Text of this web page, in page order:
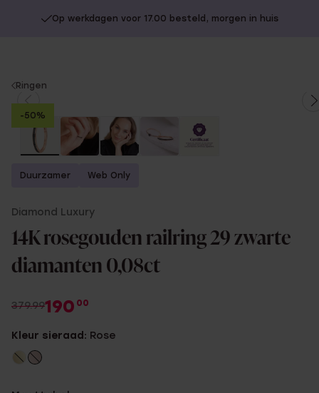
Op werkdagen voor 17.00 besteld, morgen in huis
You
are
here:
Ringen
-50%
Duurzamer Web Only
Diamond Luxury
14K rosegouden railring 29 zwarte
diamanten 0,08ct
379.99190 00
Kleur sieraad: Rose